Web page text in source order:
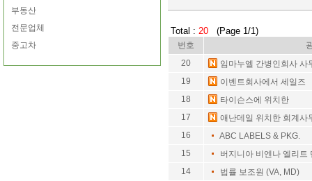
부동산
전문업체
중고차
Total : 20 (Page 1/1)
번호
20
임마누엘 간병인회사 사
19
이벤트회사에서 세일즈
18
타이슨스에 위치한
17
애난데일 위치한 회계사
16
ABC LABELS & PKG.
15
버지니아 비엔나 엘리트
14
법률 보조원 (VA, MD)